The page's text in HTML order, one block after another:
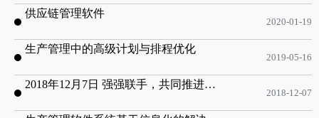
供应链管理软件
2020-01-19
生产管理中的高级计划与排程优化
2019-05-16
2018年12月7日 强强联手，共同推进电子器件领域APS应用典范 风华高科生产自动化工业互联网应用项目-APS项目启动会
2018-12-07